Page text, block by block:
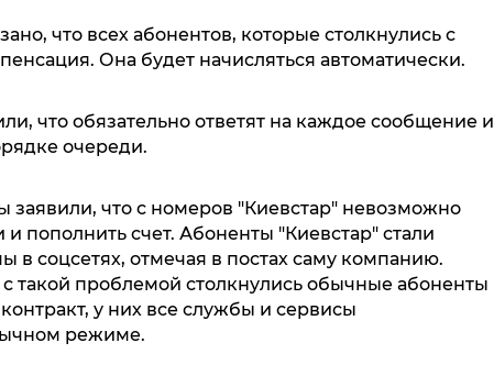
что всех абонентов, которые столкнулись с
Она будет начисляться автоматически.
что обязательно ответят на каждое сообщение и
очереди.
заявили, что с номеров "Киевстар" невозможно
пополнить счет. Абоненты "Киевстар" стали
в соцсетях, отмечая в постах саму компанию.
такой проблемой столкнулись обычные абоненты
у них все службы и сервисы
режиме.